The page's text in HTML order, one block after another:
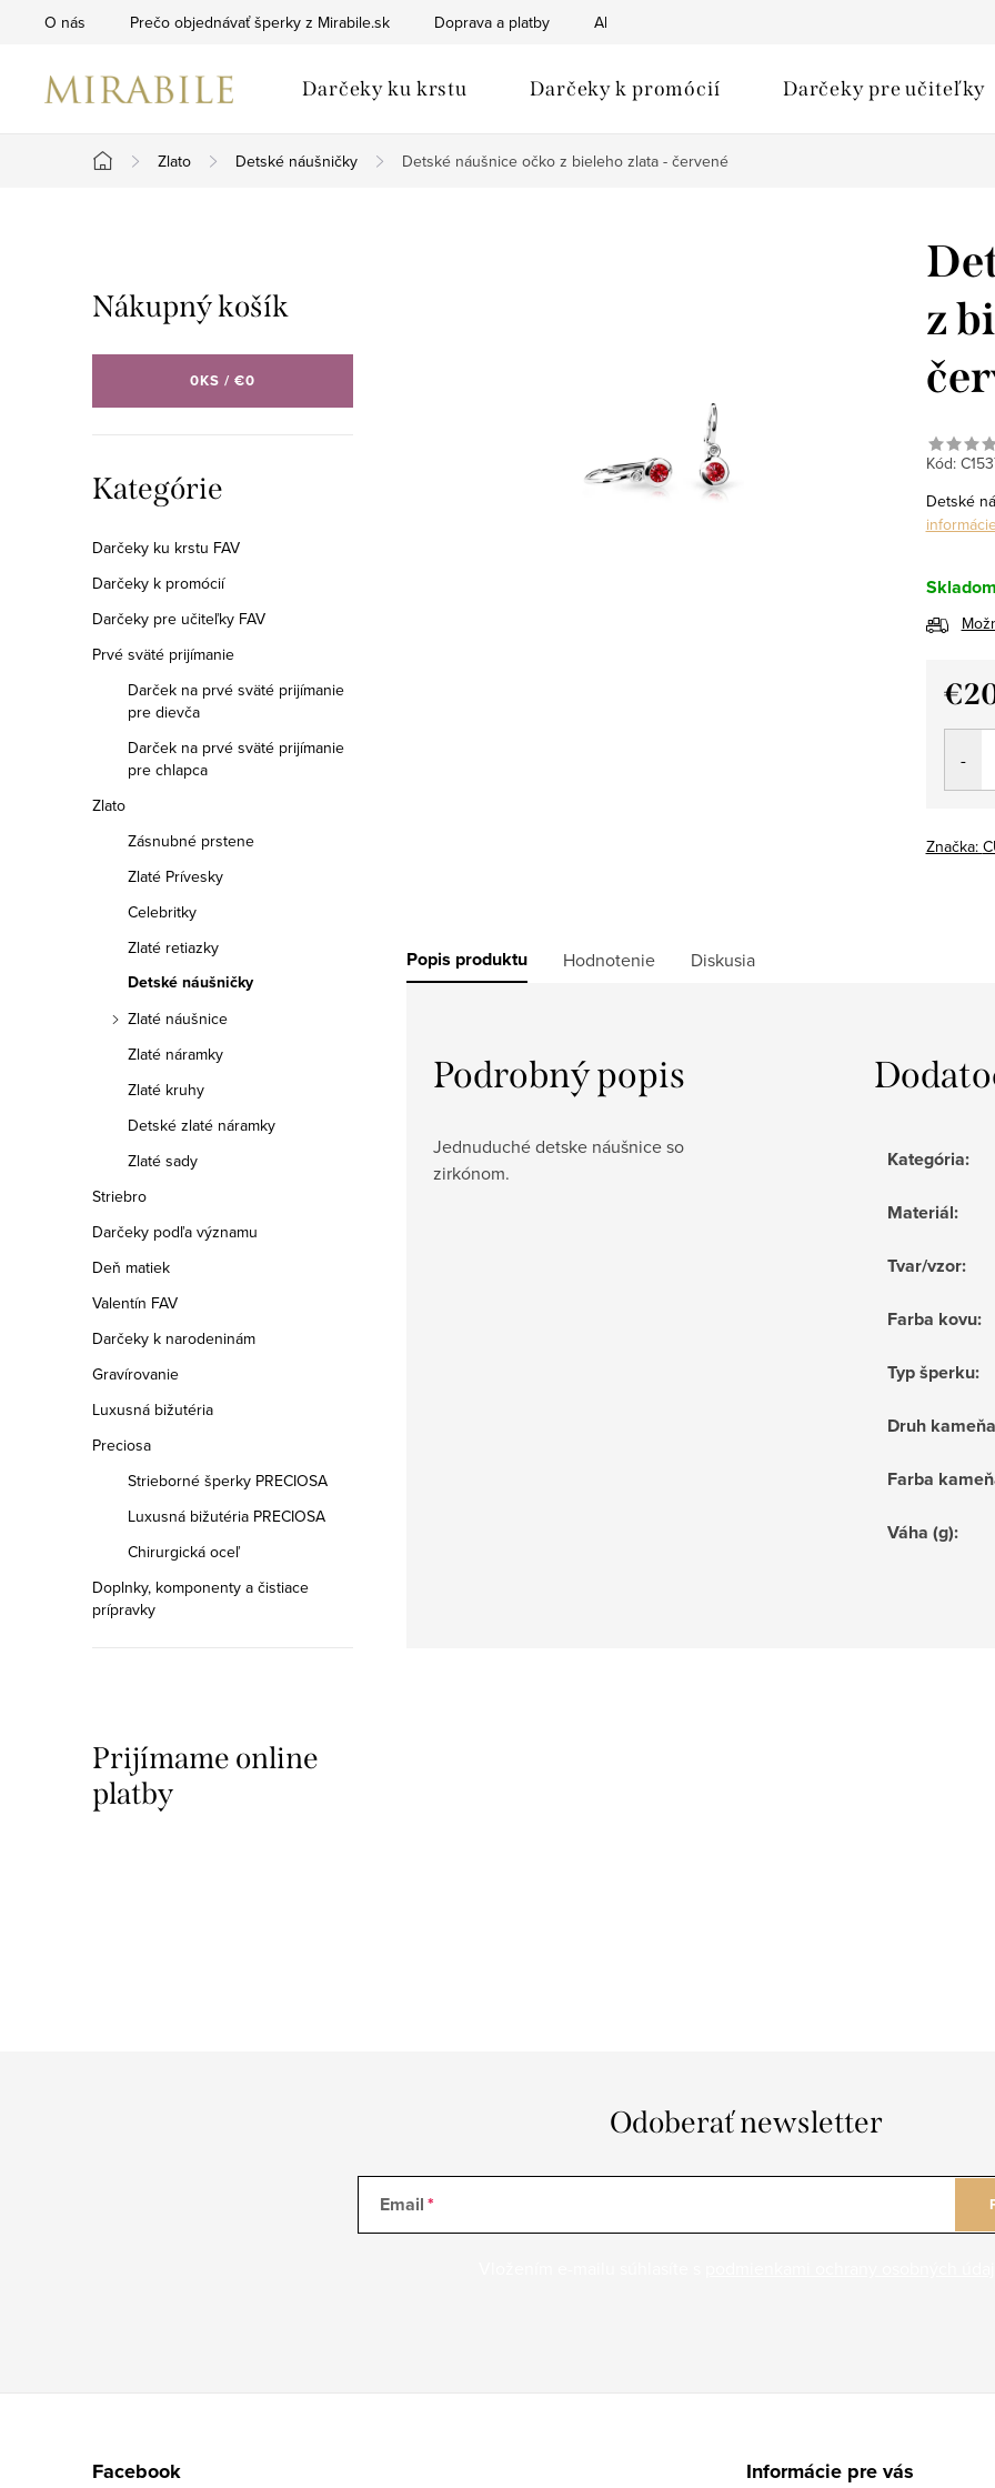
O nás Prečo objednávať šperky z Mirabile.sk Doprava a platby Ako nakupovať
Darčeky ku krstu Darčeky k promócií Darčeky pre učiteľky
Domov
Zlato Detské náušničky Detské náušnice očko z bieleho zlata - červené
o
p
a
n
e
l
Nákupný košík
0KS / €0
Preskočiť
kategórie
Kategórie
Darčeky ku krstu FAV
Darčeky k promócií
Darčeky pre učiteľky FAV
Prvé sväté prijímanie
Darček na prvé sväté prijímanie
pre dievča
Darček na prvé sväté prijímanie
pre chlapca
Zlato
Zásnubné prstene
Zlaté Prívesky
Celebritky
Zlaté retiazky
Detské náušničky
Zlaté náušnice
Zlaté náramky
Zlaté kruhy
Detské zlaté náramky
Zlaté sady
Striebro
Darčeky podľa významu
Deň matiek
Valentín FAV
Darčeky k narodeninám
Gravírovanie
Luxusná bižutéria
Preciosa
Strieborné šperky PRECIOSA
Luxusná bižutéria PRECIOSA
Chirurgická oceľ
Doplnky, komponenty a čistiace
prípravky
Prijímame online
platby
z
Kód:
Detské
Značka:
Popis produktu Hodnotenie Diskusia
Podrobný popis
Jednuduché detske náušnice so
zirkónom.
Kategória:
Materiál:
Tvar/vzor:
Farba kovu:
Typ šperku:
Druh kameňa
Farba
Váha (g):
Odoberať newsletter
Email
Facebook Informácie pre vás